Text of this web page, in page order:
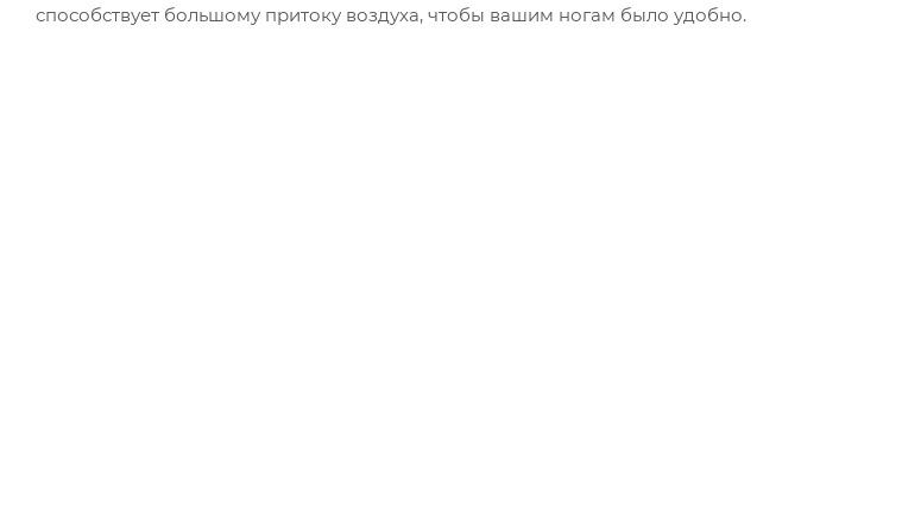
способствует большому притоку воздуха, чтобы вашим ногам было удобно.